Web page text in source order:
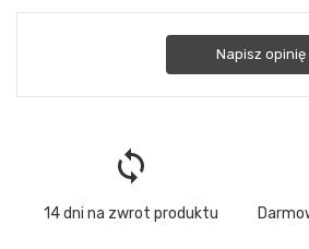
Napisz opinię
loop
14 dni na zwrot produktu